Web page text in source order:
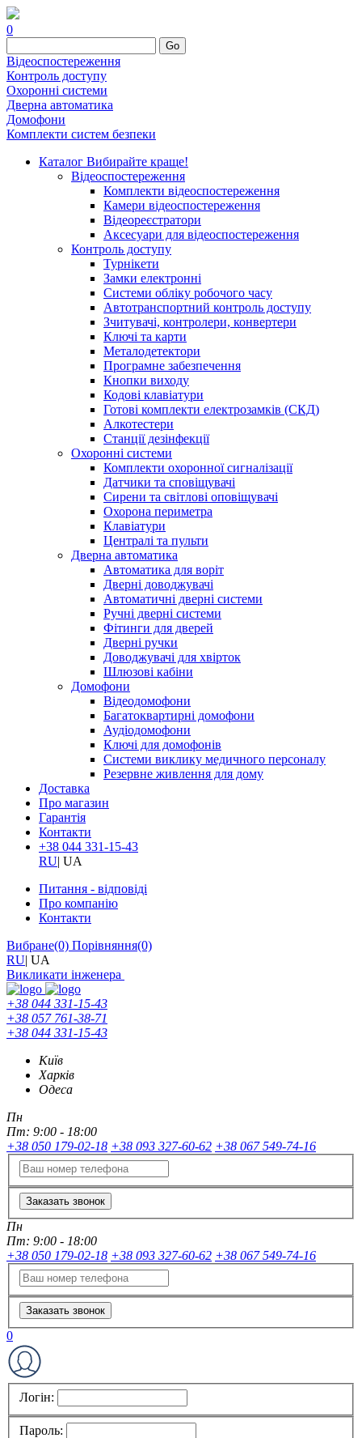
0
Go
Відеоспостереження
Контроль доступу
Охоронні системи
Дверна автоматика
Домофони
Комплекти систем безпеки
Каталог Вибирайте краще!
Відеоспостереження
Комплекти відеоспостереження
Камери відеоспостереження
Відеореєстратори
Аксесуари для відеоспостереження
Контроль доступу
Турнікети
Замки електронні
Системи обліку робочого часу
Автотранспортний контроль доступу
Зчитувачі, контролери, конвертери
Ключі та карти
Металодетектори
Програмне забезпечення
Кнопки виходу
Кодові клавіатури
Готові комплекти електрозамків (СКД)
Алкотестери
Станції дезінфекції
Охоронні системи
Комплекти охоронної сигналізації
Датчики та сповіщувачі
Сирени та світлові оповіщувачі
Охорона периметра
Клавіатури
Централі та пульти
Дверна автоматика
Автоматика для воріт
Дверні доводжувачі
Автоматичні дверні системи
Ручні дверні системи
Фітинги для дверей
Дверні ручки
Доводжувачі для хвірток
Шлюзові кабіни
Домофони
Відеодомофони
Багатоквартирні домофони
Аудіодомофони
Ключі для домофонів
Системи виклику медичного персоналу
Резервне живлення для дому
Доставка
Про магазин
Гарантія
Контакти
+38 044 331-15-43
RU| UA
Питання - відповіді
Про компанію
Контакти
Вибране(0) Порівняння(0)
RU| UA
Викликати інженера
+38 044 331-15-43
+38 057 761-38-71
+38 044 331-15-43
Київ
Харків
Одеса
Пн
Пт: 9:00 - 18:00
+38 050 179-02-18 +38 093 327-60-62 +38 067 549-74-16
Заказать звонок
Пн
Пт: 9:00 - 18:00
+38 050 179-02-18 +38 093 327-60-62 +38 067 549-74-16
Заказать звонок
0
Логін:
Пароль: